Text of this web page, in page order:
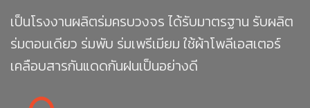
เป็นโรงงานผลิตร่มครบวงจร ได้รับมาตรฐาน รับผลิต
ร่มตอนเดียว ร่มพับ ร่มเพรีเมียม ใช้ผ้าโพลีเอสเตอร์
เคลือบสารกันแดดกันฝนเป็นอย่างดี